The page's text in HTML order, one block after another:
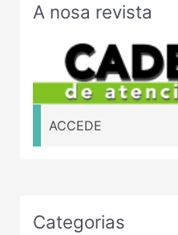
A nosa revista
ACCEDE
Categorias